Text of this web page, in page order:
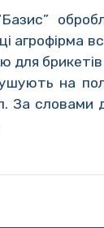
агрофірма
для
на
За